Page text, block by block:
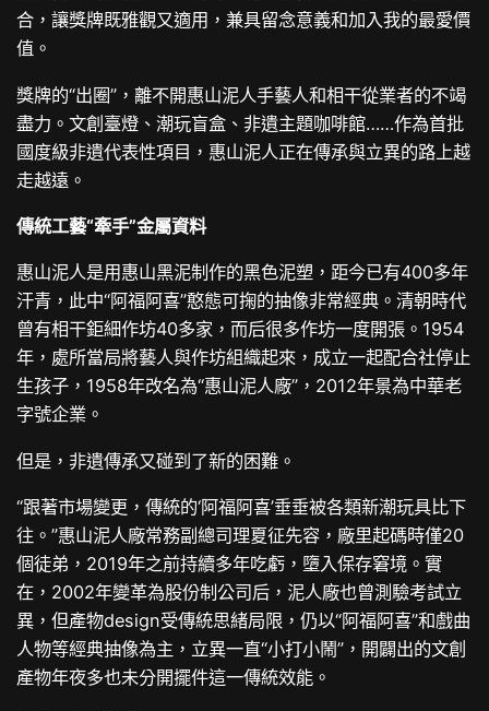
合，讓獎牌既雅觀又適用，兼具留念意義和加入我的最愛價
值。
獎牌的“出圈”，離不開惠山泥人手藝人和相干從業者的不竭
盡力。文創臺燈、潮玩盲盒、非遺主題咖啡館……作為首批
國度級非遺代表性項目，惠山泥人正在傳承與立異的路上越
走越遠。
傳統工藝“牽手”金屬資料
惠山泥人是用惠山黑泥制作的黑色泥塑，距今已有400多年
汗青，此中“阿福阿喜”憨態可掬的抽像非常經典。清朝時代
曾有相干鉅細作坊40多家，而后很多作坊一度開張。1954
年，處所當局將藝人與作坊組織起來，成立一起配合社停止
生孩子，1958年改名為“惠山泥人廠”，2012年景為中華老
字號企業。
但是，非遺傳承又碰到了新的困難。
“跟著市場變更，傳統的‘阿福阿喜’垂垂被各類新潮玩具比下
往。”惠山泥人廠常務副總司理夏征先容，廠里起碼時僅20
個徒弟，2019年之前持續多年吃虧，墮入保存窘境。實
在，2002年變革為股份制公司后，泥人廠也曾測驗考試立
異，但產物design受傳統思緒局限，仍以“阿福阿喜”和戲曲
人物等經典抽像為主，立異一直“小打小鬧”，開闢出的文創
產物年夜多也未分開擺件這一傳統效能。